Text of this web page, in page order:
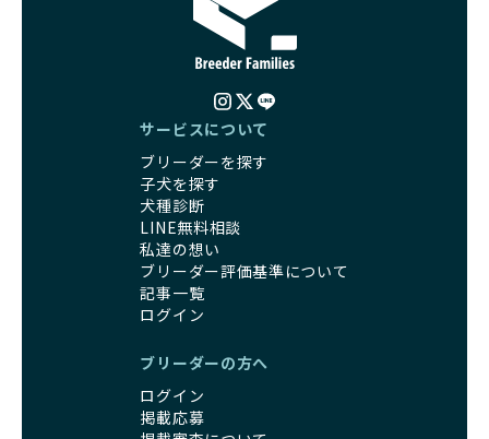
BreederFamiliesに登録されているブリーダーは、子犬が心
身ともに健康に育つための環境づくりに全力を注いでいま
考えられた食事、子犬がのびのびと動ける適度な運動環境、
さらに獣医師と連携した健康管理まで徹底しています。
気で健康なスタートを切れることが大きな魅力です。
子犬の社会性は、家庭でのしつけをスムーズにする重要なポ
イントです。BreederFamiliesのブリーダーは、母犬や兄弟
犬、人との触れ合いの時間をしっかり確保し、子犬が自然に
コミュニケーション能力を身につけられるよう育てていま
家庭に迎えたその日から、すでに社会性の基盤ができている
ため、新しい環境にもスムーズに適応できます。
これにより、飼い主さんにとっても安心してスタートできる
BreederFamiliesのブリーダーは、犬種に関する豊富な知識
と経験を持っています。そのため、子犬を迎えた後の健康管
カラーの子犬を販売する場合は、健康リスクを十分に理解
し、飼い主にそのリスクについて丁寧に説明しています。食
事管理もしっかり行い、成長に必要な栄養を確保するなど、
ワンちゃんの健康を第一にした繁殖を心がけています。
「見た目以上に健康重視」の詳細はこちら
引退犬とは、繁殖期を終えたワンちゃんたちのことを指しま
優良ブリーダーは、引退犬も家族の一員として、彼らの幸せ
を願っています。よって、引退後も自宅で飼育を続けるか、
信頼できる相手に譲渡するなど、ワンちゃんが幸せに暮らせ
るように配慮します。
一方、営利優先ブリーダーは引退犬を「コスト」として考
え、早く手放すことを考えます。場合によっては、悪徳保護
になる可能性が高まります。
引退犬に対する扱いがどうなっているかも、優良ブリーダー
を見分けるポイントとなります。
サービスについて
ブリーダーを探す
子犬を探す
犬種診断
LINE無料相談
私達の想い
ブリーダー評価基準について
記事一覧
ログイン
ブリーダーの方へ
ログイン
掲載応募